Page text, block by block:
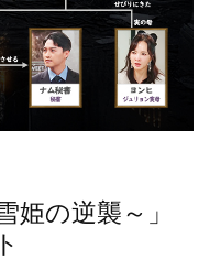
姫の逆襲～」